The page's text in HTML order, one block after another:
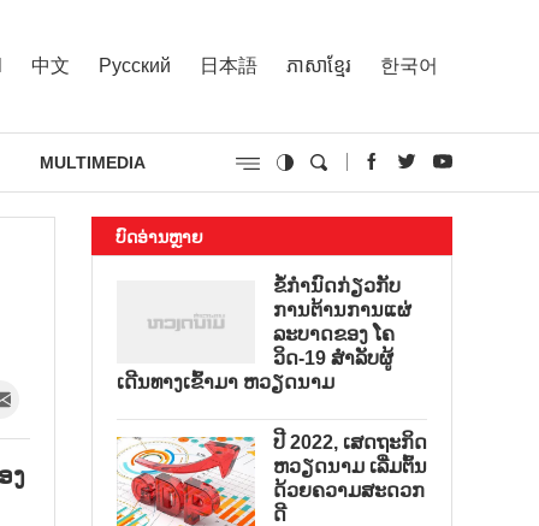
中文 Русский 日本語 ភាសាខ្មែរ 한국어
MULTIMEDIA
ງ
ບົດອ່ານຫຼາຍ
ຂໍ້ກຳນົດກ່ຽວກັບ
ການຕ້ານການແຜ່
ລະບາດຂອງ ໂຄ
ວິດ-19 ສຳລັບຜູ້
ເດີນທາງເຂົ້າມາ ຫວຽດນາມ
ປີ 2022, ເສດຖະກິດ
ຫວຽດນາມ ເລີ່ມຕົ້ນ
ດ້ວຍຄວາມສະດວກ
ດີ